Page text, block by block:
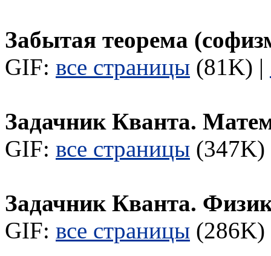
Забытая теорема
GIF: все страницы (81K) |
Задачник Кванта.
GIF: все страницы
Задачник Кванта.
GIF: все страницы